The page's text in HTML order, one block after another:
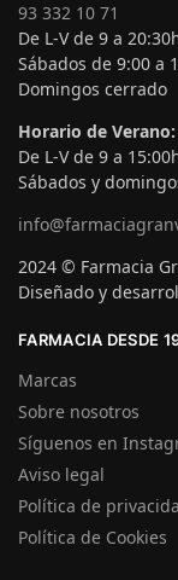
93 332 10 71
De L-V de 9 a
Sábados de 9:00 a
Domingos cerrado
Horario de Verano:
De L-V de 9 a
Sábados y
2024 © Farmacia
Diseñado y
FARMACIA DESDE
Marcas
Sobre nosotros
Síguenos en
Aviso legal
Política de
Política de Cookies